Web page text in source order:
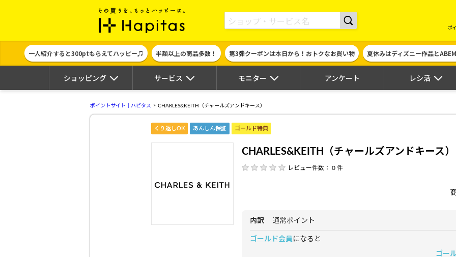
ポイント貯めて現金やギフト券に交換できるポイントサイト | ハピタス
ポ
一人紹介すると300ptもらえてハッピー♫ 半額以上の商品多数！ 第3弾クーポンは本日から！おトクなお買い物 夏休みはディズニー作品と
ショッピング サービス モニター アンケート レシ活
ポイントサイト｜ハピタス CHARLES&KEITH（チャールズアンドキース）
くり返しOK あんしん保証 ゴールド特典
CHARLES&KEITH（チャールズアンドキース）
レビュー件数： 0 件
内訳 通常ポイント
ゴールド会員 になると
ゴー